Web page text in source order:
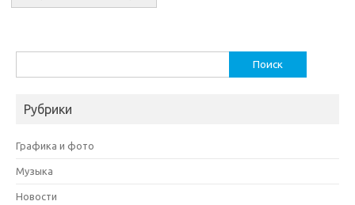
Рубрики
Графика и фото
Музыка
Новости